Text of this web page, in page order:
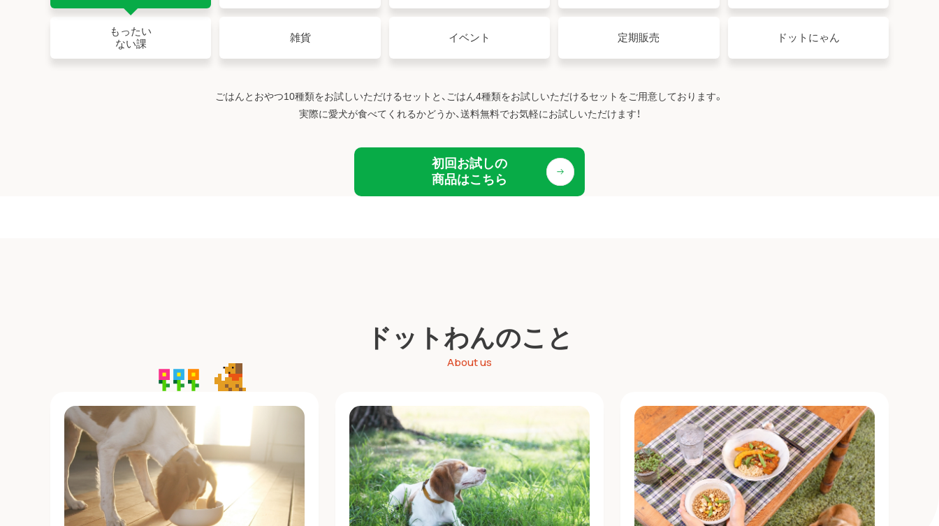
もったい
ない課
雑貨 イベント 定期販売 ドットにゃん
ごはんとおやつ10種類をお試しいただけるセットと、ごはん4種類をお試しいただけるセットをご用意しております。
実際に愛犬が食べてくれるかどうか、送料無料でお気軽にお試しいただけます！
初回お試しの
商品はこちら
ドットわんのこと
About us